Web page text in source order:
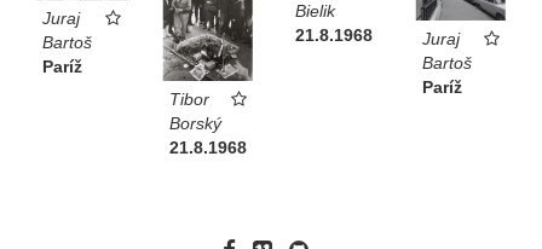
Bielik
21.8.1968
Tibor
Borský
21.8.1968
Juraj
Bartoš
Paríž
Juraj
Bartoš
Paríž